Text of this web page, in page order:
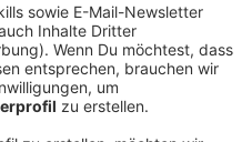
und fünf